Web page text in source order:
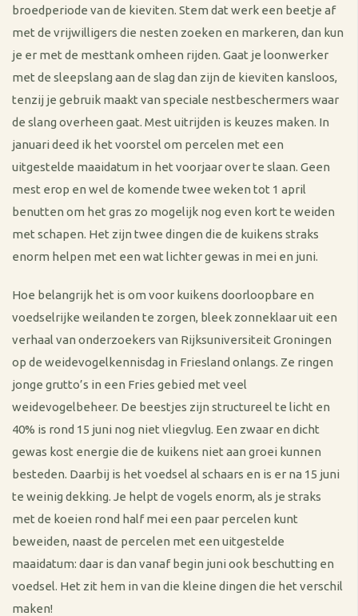
broedperiode van de kieviten. Stem dat werk een beetje af
met de vrijwilligers die nesten zoeken en markeren, dan kun
je er met de mesttank omheen rijden. Gaat je loonwerker
met de sleepslang aan de slag dan zijn de kieviten kansloos,
tenzij je gebruik maakt van speciale nestbeschermers waar
de slang overheen gaat. Mest uitrijden is keuzes maken. In
januari deed ik het voorstel om percelen met een
uitgestelde maaidatum in het voorjaar over te slaan. Geen
mest erop en wel de komende twee weken tot 1 april
benutten om het gras zo mogelijk nog even kort te weiden
met schapen. Het zijn twee dingen die de kuikens straks
enorm helpen met een wat lichter gewas in mei en juni.
Hoe belangrijk het is om voor kuikens doorloopbare en
voedselrijke weilanden te zorgen, bleek zonneklaar uit een
verhaal van onderzoekers van Rijksuniversiteit Groningen
op de weidevogelkennisdag in Friesland onlangs. Ze ringen
jonge grutto’s in een Fries gebied met veel
weidevogelbeheer. De beestjes zijn structureel te licht en
40% is rond 15 juni nog niet vliegvlug. Een zwaar en dicht
gewas kost energie die de kuikens niet aan groei kunnen
besteden. Daarbij is het voedsel al schaars en is er na 15 juni
te weinig dekking. Je helpt de vogels enorm, als je straks
met de koeien rond half mei een paar percelen kunt
beweiden, naast de percelen met een uitgestelde
maaidatum: daar is dan vanaf begin juni ook beschutting en
voedsel. Het zit hem in van die kleine dingen die het verschil
maken!